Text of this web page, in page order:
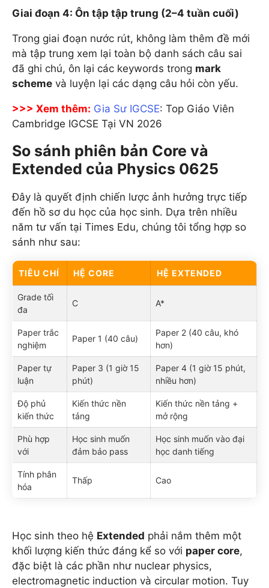
Giai đoạn 4: Ôn tập tập trung (2–4 tuần cuối)
Trong giai đoạn nước rút, không làm thêm đề mới
mà tập trung xem lại toàn bộ danh sách câu sai
đã ghi chú, ôn lại các keywords trong mark
scheme và luyện lại các dạng câu hỏi còn yếu.
>>> Xem thêm: Gia Sư IGCSE: Top Giáo Viên
Cambridge IGCSE Tại VN 2026
So sánh phiên bản Core và
Extended của Physics 0625
Đây là quyết định chiến lược ảnh hưởng trực tiếp
đến hồ sơ du học của học sinh. Dựa trên nhiều
năm tư vấn tại Times Edu, chúng tôi tổng hợp so
sánh như sau:
TIÊU CHÍ HỆ CORE HỆ EXTENDED
Grade tối
đa
C A*
Paper trắc
nghiệm
Paper 1 (40 câu)
Paper 2 (40 câu, khó
hơn)
Paper tự
luận
Paper 3 (1 giờ 15
phút)
Paper 4 (1 giờ 15 phút,
nhiều hơn)
Độ phủ
kiến thức
Kiến thức nền
tảng
Kiến thức nền tảng +
mở rộng
Phù hợp
với
Học sinh muốn
đảm bảo pass
Học sinh muốn vào đại
học danh tiếng
Tính phân
hóa
Thấp Cao
Học sinh theo hệ Extended phải nắm thêm một
khối lượng kiến thức đáng kể so với paper core,
đặc biệt là các phần như nuclear physics,
electromagnetic induction và circular motion. Tuy